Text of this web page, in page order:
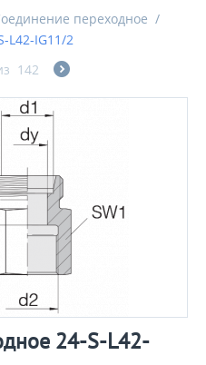
переходное /
L42-IG11/2
142
24-S-L42-